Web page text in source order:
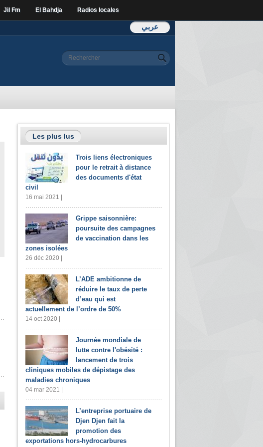
Jil Fm El Bahdja Radios locales
عربي
Formulaire de
Rechercher
Les plus lus
Trois liens électroniques
pour le retrait à distance
des documents d'état
civil
16 mai 2021 |
Grippe saisonnière:
poursuite des campagnes
de vaccination dans les
zones isolées
26 déc 2020 |
L’ADE ambitionne de
réduire le taux de perte
d’eau qui est
actuellement de l’ordre de 50%
14 oct 2020 |
Journée mondiale de
lutte contre l'obésité :
lancement de trois
cliniques mobiles de dépistage des
maladies chroniques
04 mar 2021 |
L’entreprise portuaire de
Djen Djen fait la
promotion des
exportations hors-hydrocarbures